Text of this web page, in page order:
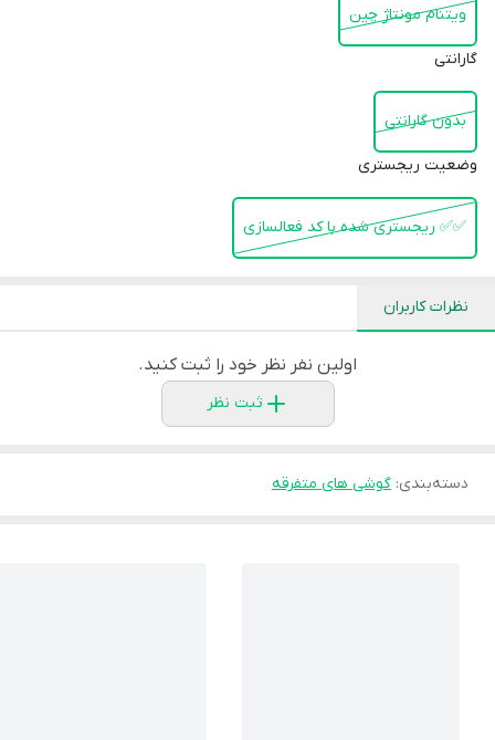
ویتنام مونتاژ چین
گارانتی
بدون گارانتی
وضعیت ریجستری
✅️✅️ ریجستری شده با کد فعالسازی
نظرات کاربران
اولین نفر نظر خود را ثبت کنید.
ثبت نظر
دسته‌بندی: گوشی های متفرقه